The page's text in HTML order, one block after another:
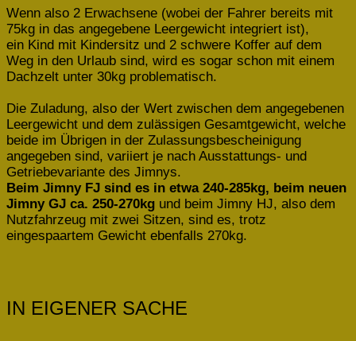
Wenn also 2 Erwachsene (wobei der Fahrer bereits mit
75kg in das angegebene Leergewicht integriert ist),
ein Kind mit Kindersitz und 2 schwere Koffer auf dem
Weg in den Urlaub sind, wird es sogar schon mit einem
Dachzelt unter 30kg problematisch.
Die Zuladung, also der Wert zwischen dem angegebenen
Leergewicht und dem zulässigen Gesamtgewicht, welche
beide im Übrigen in der Zulassungsbescheinigung
angegeben sind, variiert je nach Ausstattungs- und
Getriebevariante des Jimnys.
Beim Jimny FJ sind es in etwa 240-285kg, beim neuen
Jimny GJ ca. 250-270kg und beim Jimny HJ, also dem
Nutzfahrzeug mit zwei Sitzen, sind es, trotz
eingespaartem Gewicht ebenfalls 270kg.
IN EIGENER SACHE